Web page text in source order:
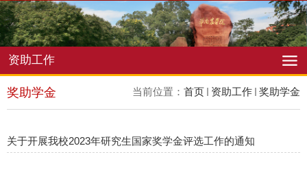
资助工作
当前位置： 首页 资助工作 奖助学金
奖助学金
关于开展我校2023年研究生国家奖学金评选工作的通知